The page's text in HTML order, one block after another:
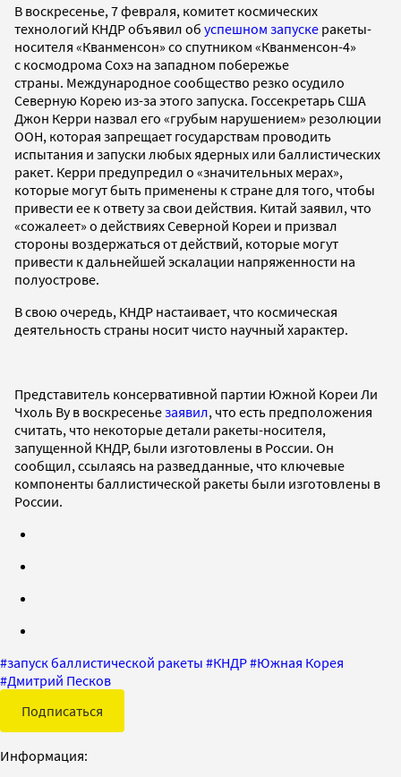
В воскресенье, 7 февраля, комитет космических
технологий КНДР объявил об успешном запуске ракеты-
носителя «Кванменсон» со спутником «Кванменсон-4»
с космодрома Сохэ на западном побережье
страны. Международное сообщество резко осудило
Северную Корею из-за этого запуска. Госсекретарь США
Джон Керри назвал его «грубым нарушением» резолюции
ООН, которая запрещает государствам проводить
испытания и запуски любых ядерных или баллистических
ракет. Керри предупредил о «значительных мерах»,
которые могут быть применены к стране для того, чтобы
привести ее к ответу за свои действия. Китай заявил, что
«сожалеет» о действиях Северной Кореи и призвал
стороны воздержаться от действий, которые могут
привести к дальнейшей эскалации напряженности на
полуострове.
В свою очередь, КНДР настаивает, что космическая
деятельность страны носит чисто научный характер.
Представитель консервативной партии Южной Кореи Ли
Чхоль Ву в воскресеньезаявил, что есть предположения
считать, что некоторые детали ракеты-носителя,
запущенной КНДР, были изготовлены в России. Он
сообщил, ссылаясь на разведданные, что ключевые
компоненты баллистической ракеты были изготовлены в
России.
#запуск баллистической ракеты #КНДР#Южная Корея
#Дмитрий Песков
Подписаться
Информация: